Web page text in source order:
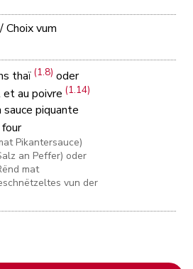
Choix vum
thaï(1.8) oder
et au poivre(1.14)
piquante
four
Pikantersauce)
an Peffer) oder
mat
vun der